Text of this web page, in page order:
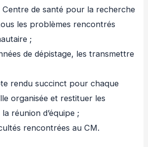
Centre de santé pour la recherche
les problèmes rencontrés
;
de dépistage, les transmettre
rendu succinct pour chaque
organisée et restituer les
réunion d’équipe ;
rencontrées au CM.